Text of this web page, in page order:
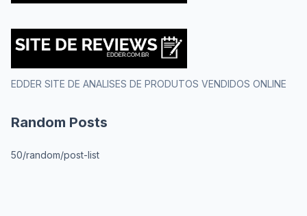
EDDER SITE DE ANALISES DE PRODUTOS VENDIDOS ONLINE
Random Posts
50/random/post-list